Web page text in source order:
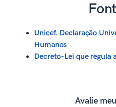
Unicef. Declaração
Humanos
Decreto-Lei que regula
Avalie